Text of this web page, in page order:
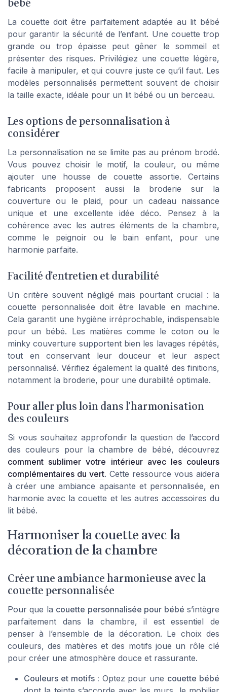
bébé
La couette doit être parfaitement adaptée au lit bébé
pour garantir la sécurité de l’enfant. Une couette trop
grande ou trop épaisse peut gêner le sommeil et
présenter des risques. Privilégiez une couette légère,
facile à manipuler, et qui couvre juste ce qu’il faut. Les
modèles personnalisés permettent souvent de choisir
la taille exacte, idéale pour un lit bébé ou un berceau.
Les options de personnalisation à
considérer
La personnalisation ne se limite pas au prénom brodé.
Vous pouvez choisir le motif, la couleur, ou même
ajouter une housse de couette assortie. Certains
fabricants proposent aussi la broderie sur la
couverture ou le plaid, pour un cadeau naissance
unique et une excellente idée déco. Pensez à la
cohérence avec les autres éléments de la chambre,
comme le peignoir ou le bain enfant, pour une
harmonie parfaite.
Facilité d’entretien et durabilité
Un critère souvent négligé mais pourtant crucial : la
couette personnalisée doit être lavable en machine.
Cela garantit une hygiène irréprochable, indispensable
pour un bébé. Les matières comme le coton ou le
minky couverture supportent bien les lavages répétés,
tout en conservant leur douceur et leur aspect
personnalisé. Vérifiez également la qualité des finitions,
notamment la broderie, pour une durabilité optimale.
Pour aller plus loin dans l’harmonisation
des couleurs
Si vous souhaitez approfondir la question de l’accord
des couleurs pour la chambre de bébé, découvrez
comment sublimer votre intérieur avec les couleurs
complémentaires du vert. Cette ressource vous aidera
à créer une ambiance apaisante et personnalisée, en
harmonie avec la couette et les autres accessoires du
lit bébé.
Harmoniser la couette avec la
décoration de la chambre
Créer une ambiance harmonieuse avec la
couette personnalisée
Pour que la couette personnalisée pour bébé s’intègre
parfaitement dans la chambre, il est essentiel de
penser à l’ensemble de la décoration. Le choix des
couleurs, des matières et des motifs joue un rôle clé
pour créer une atmosphère douce et rassurante.
Couleurs et motifs : Optez pour une couette bébé